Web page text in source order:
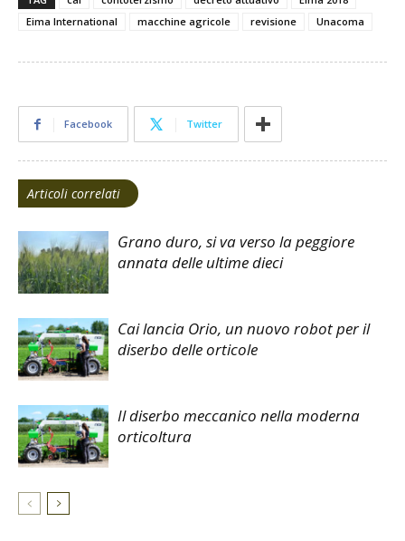
Eima International
macchine agricole revisione Unacoma
Facebook Twitter
Articoli correlati
Grano duro, si va verso la peggiore
annata delle ultime dieci
Cai lancia Orio, un nuovo robot per il
diserbo delle orticole
Il diserbo meccanico nella moderna
orticoltura